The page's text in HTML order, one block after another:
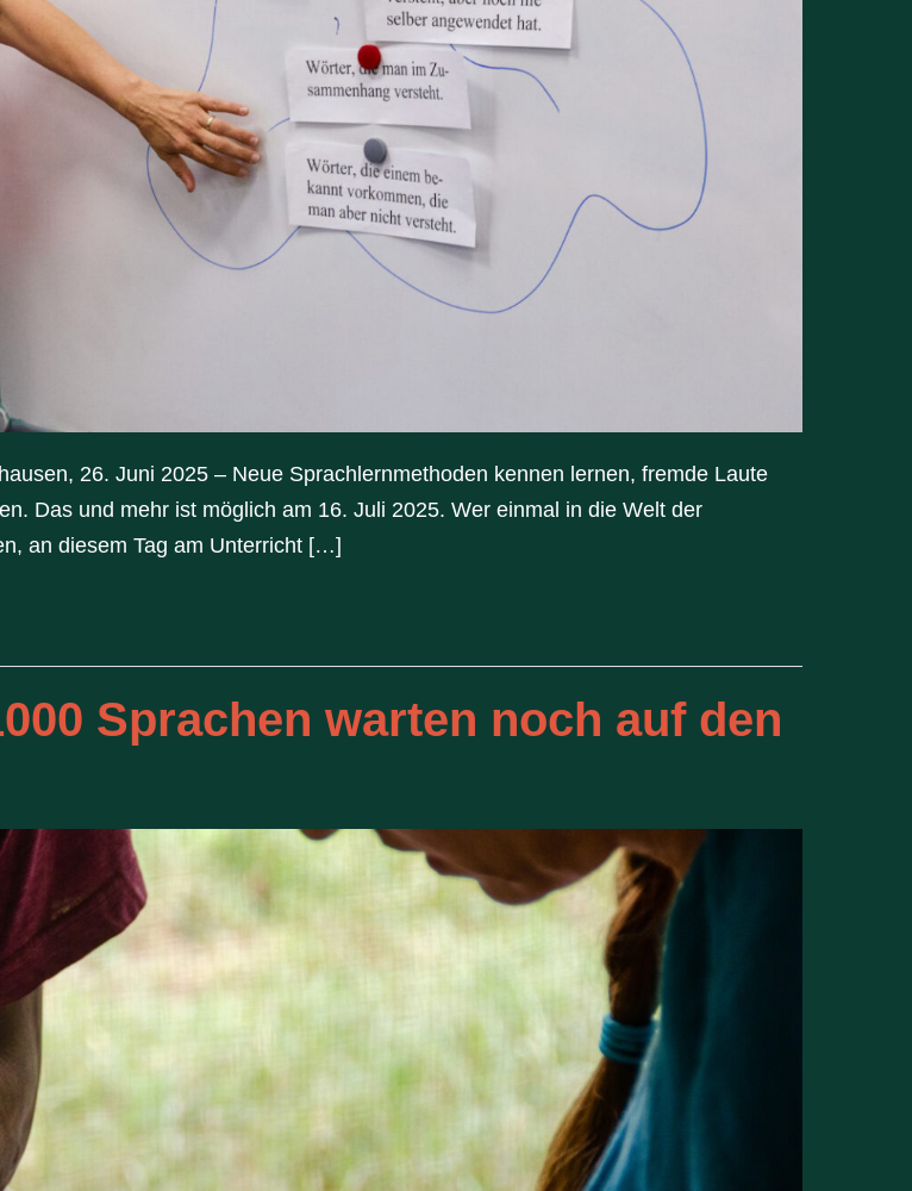
26. Juni 2025 – Neue Sprachlernmethoden kennen lernen, fremde Laute
Das und mehr ist möglich am 16. Juli 2025. Wer einmal in die Welt der
an diesem Tag am Unterricht […]
Sprachen warten noch auf den